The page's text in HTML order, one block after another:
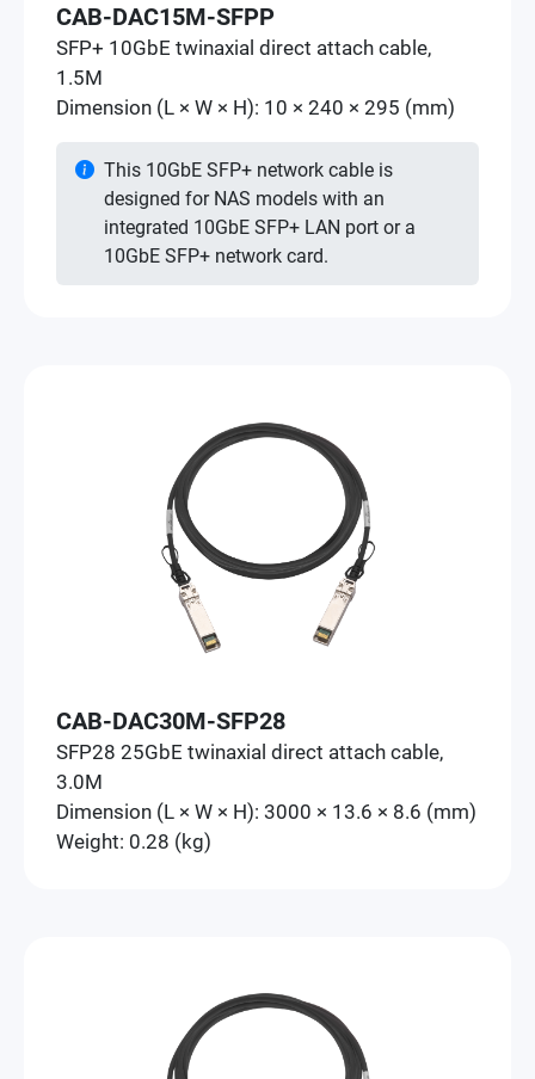
CAB-DAC15M-SFPP
SFP+ 10GbE twinaxial direct attach cable,
1.5M
Dimension (L × W × H): 10 × 240 × 295 (mm)
This 10GbE SFP+ network cable is
designed for NAS models with an
integrated 10GbE SFP+ LAN port or a
10GbE SFP+ network card.
CAB-DAC30M-SFP28
SFP28 25GbE twinaxial direct attach cable,
3.0M
Dimension (L × W × H): 3000 × 13.6 × 8.6 (mm)
Weight: 0.28 (kg)